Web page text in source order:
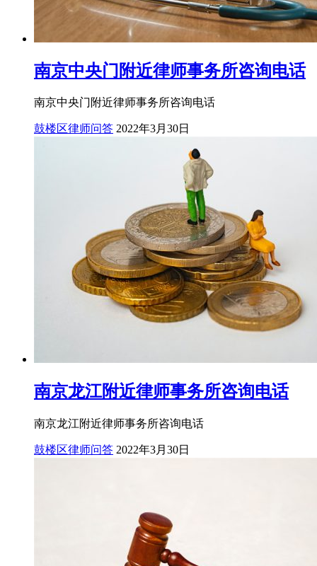
南京中央门附近律师事务所咨询电话
南京中央门附近律师事务所咨询电话
鼓楼区律师问答 2022年3月30日
南京龙江附近律师事务所咨询电话
南京龙江附近律师事务所咨询电话
鼓楼区律师问答 2022年3月30日